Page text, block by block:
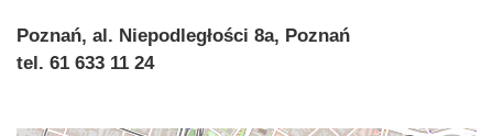
Poznań, al. Niepodległości 8a, Poznań
tel. 61 633 11 24